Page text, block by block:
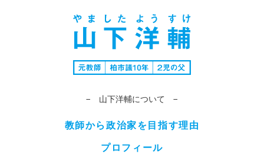
− 山下洋輔について −
教師から政治家を目指す理由
プロフィール